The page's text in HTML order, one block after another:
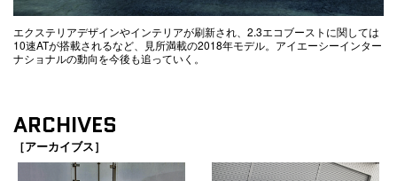
エクステリアデザインやインテリアが刷新され、2.3エコブーストに関しては
10速ATが搭載されるなど、見所満載の2018年モデル。アイエーシーインター
ナショナルの動向を今後も追っていく。
ARCHIVES
［アーカイブス］